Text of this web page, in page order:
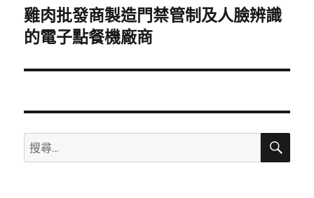
下
一
文
雞肉批發商製造門禁管制及人臉辨識
的電子點餐機廠商
搜
尋
搜